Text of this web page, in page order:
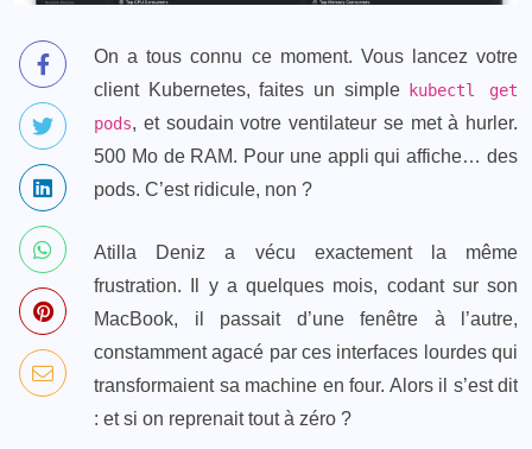
On a tous connu ce moment. Vous lancez votre
client Kubernetes, faites un simple
kubectl get
pods, et soudain votre ventilateur se met à hurler.
500 Mo de RAM. Pour une appli qui affiche… des
pods. C’est ridicule, non ?
Atilla Deniz a vécu exactement la même
frustration. Il y a quelques mois, codant sur son
MacBook, il passait d’une fenêtre à l’autre,
constamment agacé par ces interfaces lourdes qui
transformaient sa machine en four. Alors il s’est dit
: et si on reprenait tout à zéro ?